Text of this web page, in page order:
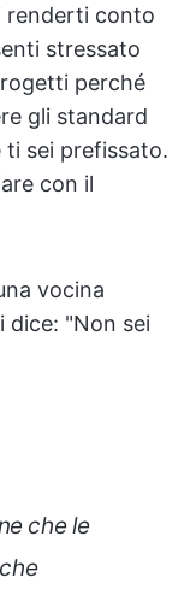
renderti conto
stressato
perché
gli standard
sei prefissato.
con il
vocina
dice: "Non sei
che le